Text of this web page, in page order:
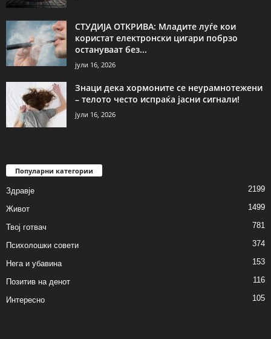
СТУДИЈА ОТКРИВА: Младите луѓе кои
користат електронски цигари побрзо
остануваат без...
јули 16, 2026
Знаци дека хормоните се неурамнотежени
– телото често испраќа јасни сигнали!
јули 16, 2026
Популарни категории
Здравје 2199
Живот 1499
Твој готвач 781
Психолошки совети 374
Нега и убавина 153
Позитив на денот 116
Интересно 105